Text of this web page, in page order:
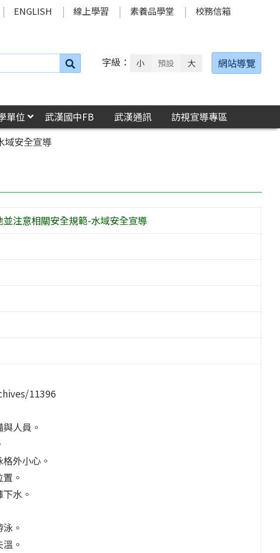
ENGLISH 線上學習 素養品學堂 校務信箱
搜
字級： 小 預設 大 網站導覽
單位 武漢國中FB 武漢通訊
訪視宣導專區
域安全宣導
注意相關安全規範-水域安全宣導
11396
人員。
外小心。
。
水。
。
。